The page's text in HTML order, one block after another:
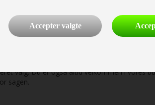
som forhandlere og reparatører at finde de
end ældre, brugte vogne.
hos os
dig inspiration til din næste
valg. Du er også altid velkommen i vores
sagen.
Accepter valgte